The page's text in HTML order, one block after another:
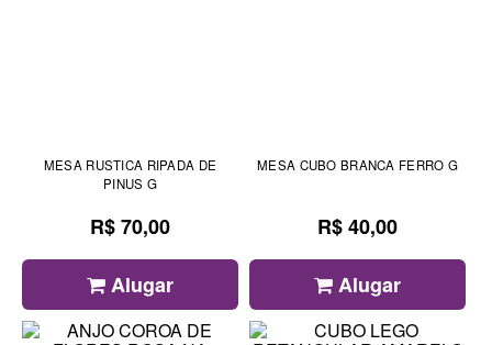
MESA RUSTICA RIPADA DE
PINUS G
R$ 70,00
Alugar
MESA CUBO BRANCA FERRO G
R$ 40,00
Alugar